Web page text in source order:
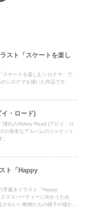
スト「スケートを楽し
スケートを楽しむシロクマ」で
シロクマを描いた作品です。
・ロード)
憧れのAbbey Road (アビイ・ロ
の有名なアルバムのジャケット
ト「Happy
手書きイラスト「Happy
マスパーティーに向かうため
わいい動物たちの様子が描かれ